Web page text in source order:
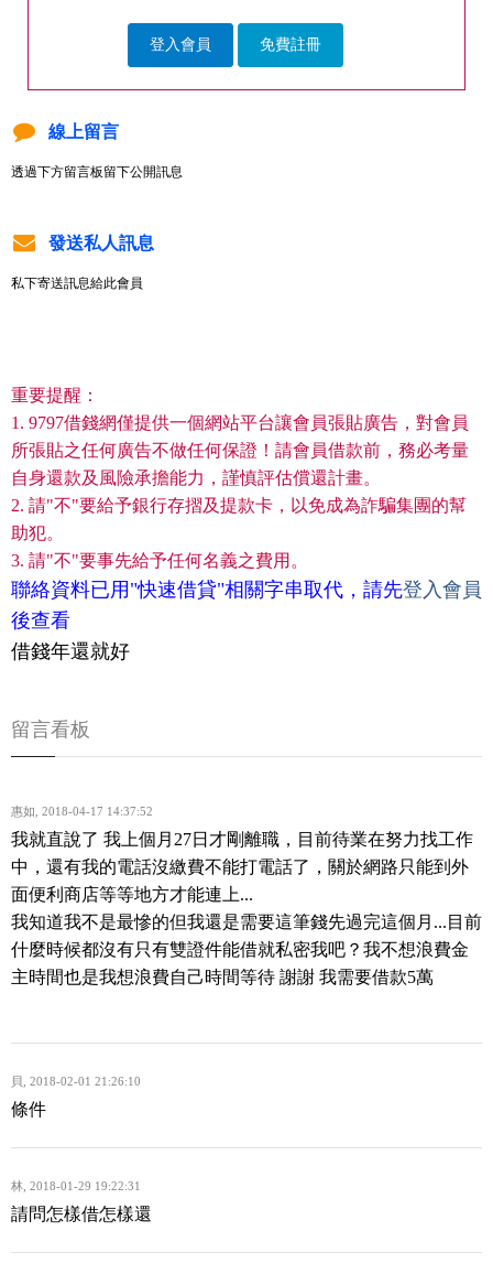
登入會員 免費註冊
線上留言
透過下方留言板留下公開訊息
發送私人訊息
私下寄送訊息給此會員
重要提醒：
1. 9797借錢網僅提供一個網站平台讓會員張貼廣告，對會員
所張貼之任何廣告不做任何保證！請會員借款前，務必考量
自身還款及風險承擔能力，謹慎評估償還計畫。
2. 請"不"要給予銀行存摺及提款卡，以免成為詐騙集團的幫
助犯。
3. 請"不"要事先給予任何名義之費用。
聯絡資料已用"快速借貸"相關字串取代，請先登入會員
後查看
借錢年還就好
留言看板
惠如 2018-04-17 14:37:52
我就直說了 我上個月27日才剛離職，目前待業在努力找工作
中，還有我的電話沒繳費不能打電話了，關於網路只能到外
面便利商店等等地方才能連上...
我知道我不是最慘的但我還是需要這筆錢先過完這個月...目前
什麼時候都沒有只有雙證件能借就私密我吧？我不想浪費金
主時間也是我想浪費自己時間等待 謝謝 我需要借款5萬
貝 2018-02-01 21:26:10
條件
林 2018-01-29 19:22:31
請問怎樣借怎樣還